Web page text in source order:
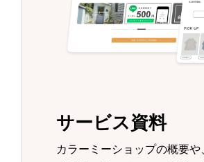
サービス資料
カラーミーショップの概要や